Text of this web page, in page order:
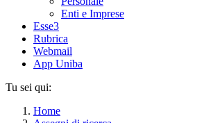
Enti e Imprese
Esse3
Rubrica
Webmail
App Uniba
Tu sei qui:
Home